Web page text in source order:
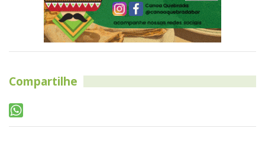
Compartilhe